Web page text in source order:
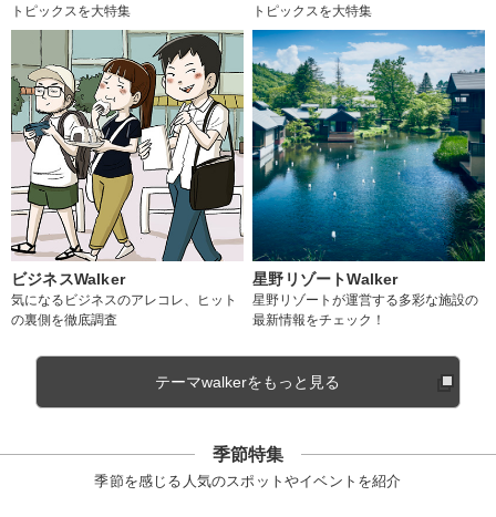
トピックスを大特集
トピックスを大特集
ビジネスWalker
気になるビジネスのアレコレ、ヒット
の裏側を徹底調査
星野リゾートWalker
星野リゾートが運営する多彩な施設の
最新情報をチェック！
テーマwalkerをもっと見る
季節特集
季節を感じる人気のスポットやイベントを紹介